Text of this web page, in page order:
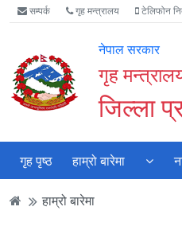
Accessibility
Mode
गर्नुहोस्
मुख्य
सामाग्री
मुख्य
नेभिगेसन
वेबसाइट
खोजमा
सम्पर्क गृह मन्त्रालय टेलिफोन
नेपाल सरकार
गृह
जिल्ला
गृह पृष्ठ हाम्रो बारेमा
हाम्रो बारेमा